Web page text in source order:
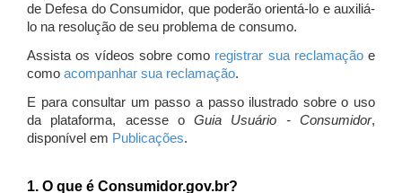
de Defesa do Consumidor, que poderão orientá-lo e auxiliá-
lo na resolução de seu problema de consumo.
Assista os vídeos sobre como registrar sua reclamaçãoe
como acompanhar sua reclamação.
E para consultar um passo a passo ilustrado sobre o uso
da plataforma, acesse oGuia Usuário - Consumidor,
disponível em Publicações.
1. O que é Consumidor.gov.br?